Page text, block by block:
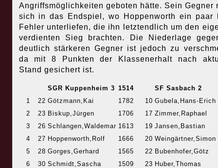
Angriffsmöglichkeiten geboten hätte. Sein Gegner
sich in das Endspiel, wo Hoppenworth ein paar
Fehler unterliefen, die ihn letztendlich um den
verdienten Sieg brachten. Die Niederlage
deutlich stärkeren Gegner ist jedoch zu
da mit 8 Punkten der Klassenerhalt nach
Stand gesichert ist.
SGR Kuppenheim 3 1514
SF Sasbach 2
1
22 Götzmann,Kai 1782 10 Gubela,Hans-Erich
2
23 Biskup,Jürgen 1706 17 Zimmer,Raphael
3
26 Schlangen,Waldemar 1613 19 Jansen,Bastian
4
27 Hoppenworth,Rolf 1666 20 Weingärtner,Simon
5
28 Gorges,Gerhard 1565 22 Bubenhofer,Götz
6
30 Schmidt,Sascha 1509 23 Huber,Thomas